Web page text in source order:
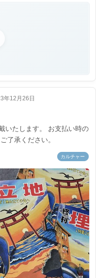
年12月26日
いたします。 お支払い時の
了承ください。
カルチャー